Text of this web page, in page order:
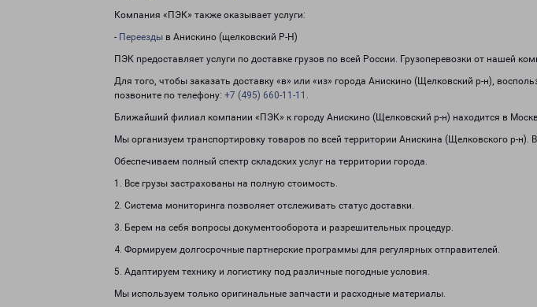
Компания «ПЭК» также оказывает услуги:
- Переезды в Анискино (щелковский Р-Н)
ПЭК предоставляет услуги по доставке грузов по всей России. Грузоперевозки от нашей
Для того, чтобы заказать доставку «в» или «из» города Анискино (Щелковский р-н),
позвоните по телефону: +7 (495) 660-11-11 .
Ближайший филиал компании «ПЭК» к городу Анискино (Щелковский р-н) находится в
Мы организуем транспортировку товаров по всей территории Анискина (Щелковского р-
Обеспечиваем полный спектр складских услуг на территории города.
1. Все грузы застрахованы на полную стоимость.
2. Система мониторинга позволяет отслеживать статус доставки.
3. Берем на себя вопросы документооборота и разрешительных процедур.
4. Формируем долгосрочные партнерские программы для регулярных отправителей.
5. Адаптируем технику и логистику под различные погодные условия.
Мы используем только оригинальные запчасти и расходные материалы.